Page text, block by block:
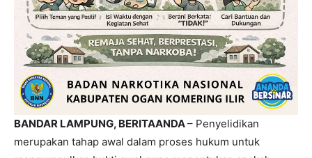
BANDAR LAMPUNG, BERITAANDA– Penyelidikan
merupakan tahap awal dalam proses hukum untuk